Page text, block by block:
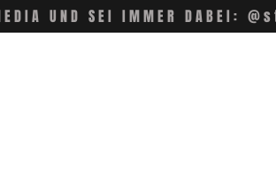
UND SEI IMMER DABEI: